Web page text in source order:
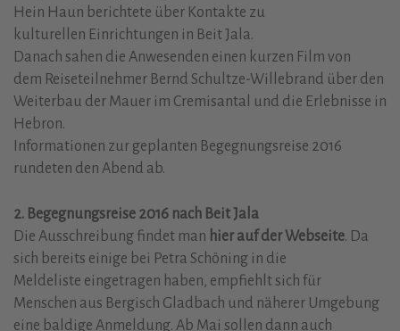
Hein Haun berichtete über Kontakte zu
kulturellen Einrichtungen in Beit Jala.
Danach sahen die Anwesenden einen kurzen Film von
dem Reiseteilnehmer Bernd Schultze-Willebrand über den
Weiterbau der Mauer im Cremisantal und die Erlebnisse in
Hebron.
Informationen zur geplanten Begegnungsreise 2016
rundeten den Abend ab.
2. Begegnungsreise 2016 nach Beit Jala
Die Ausschreibung findet man hier auf der Webseite. Da
sich bereits einige bei Petra Schöning in die
Meldeliste eingetragen haben, empfiehlt sich für
Menschen aus Bergisch Gladbach und näherer Umgebung
eine baldige Anmeldung. Ab Mai sollen dann auch